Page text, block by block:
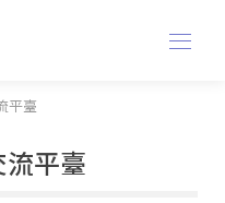
平臺
平臺